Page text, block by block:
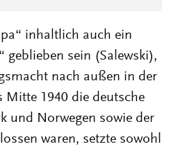
inhaltlich auch ein
geblieben sein (Salewski),
nach außen in der
Mitte 1940 die deutsche
und Norwegen sowie der
waren, setzte sowohl